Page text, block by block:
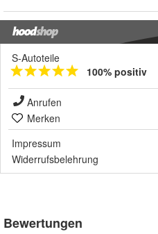
S-Autoteile
100% positiv
Anrufen
Merken
Impressum
Widerrufsbelehrung
Bewertungen